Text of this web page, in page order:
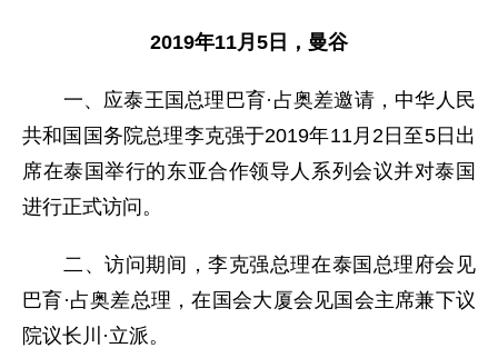
2019年11月5日，曼谷
一、应泰王国总理巴育·占奥差邀请，中华人民
共和国国务院总理李克强于2019年11月2日至5日出
席在泰国举行的东亚合作领导人系列会议并对泰国
进行正式访问。
二、访问期间，李克强总理在泰国总理府会见
巴育·占奥差总理，在国会大厦会见国会主席兼下议
院议长川·立派。